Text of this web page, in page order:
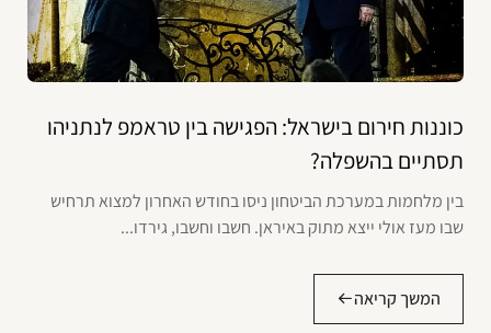
כוננות חירום בישראל: הפגישה בין טראמפ לנתניהו
תסתיים בהשפלה?
בין מלחמות במערכת הביטחון ניסו בחודש האחרון למצוא תרחיש
שבו מעז אולי ייצא מתוק באיראן. חשבו וחשבו, גירדו...
המשך קריאה